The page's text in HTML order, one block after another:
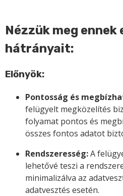
Nézzük meg ennek
hátrányait:
Előnyök:
Pontosság és
felügyelt megközelítés
folyamat pontos és
összes fontos adatot
Rendszeresség:A
lehetővé teszi a
minimalizálva az
adatvesztés esetén.